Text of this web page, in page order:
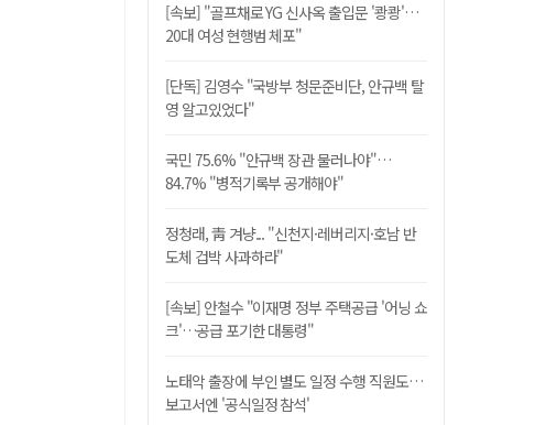
[속보] "골프채로 YG 신사옥 출입문 '쾅쾅'…
20대 여성 현행범 체포"
[단독] 김영수 "국방부 청문준비단, 안규백 탈
영 알고있었다"
국민 75.6% "안규백 장관 물러나야"…
84.7% "병적기록부 공개해야"
정청래, 靑 겨냥... "신천지·레버리지·호남 반
도체 겁박 사과하라"
[속보] 안철수 "이재명 정부 주택공급 '어닝 쇼
크'…공급 포기한 대통령"
노태악 출장에 부인 별도 일정 수행 직원도…
보고서엔 '공식일정 참석'